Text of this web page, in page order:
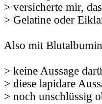
> versicherte mir,
> Gelatine oder
Also mit
> keine Aussage
> diese lapidare
> noch unschlüssig